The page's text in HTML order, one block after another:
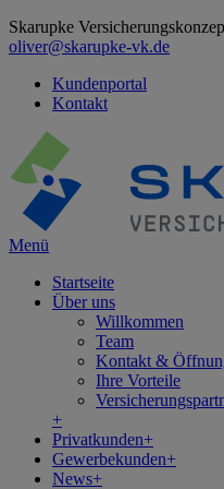
Skarupke
oliver@skarupke-vk.de
Kundenportal
Kontakt
Menü
Startseite
Über uns
Willkommen
Team
Kontakt &
Ihre Vorteile
+
Privatkunden+
Gewerbekunden+
News+